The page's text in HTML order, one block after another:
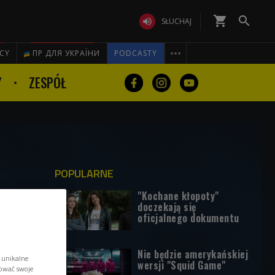
 SŁUCHAJ shopping_cart 
ПР ДЛЯ УКРАЇНИ PODCASTY 
ZESPÓŁ
POPULARNE
"Kochane kłopoty"
doczekają się
oficjalnego dokumentu
Nie będzie amerykańskiej
wersji "Squid Game"
swoje